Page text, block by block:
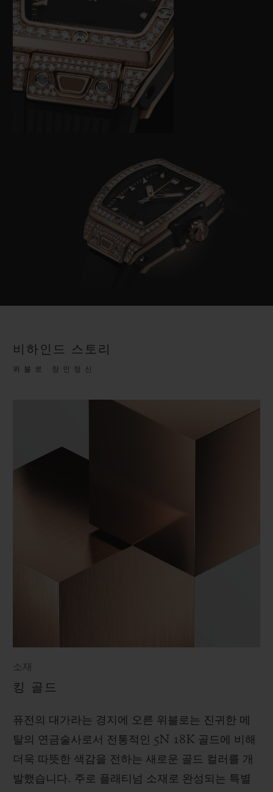
비하인드 스토리
위블로 장인정신
소재
킹 골드
퓨전의 대가라는 경지에 오른 위블로는 진귀한 메
탈의 연금술사로서 전통적인 5N 18K 골드에 비해
더욱 따뜻한 색감을 전하는 새로운 골드 컬러를 개
발했습니다. 주로 플래티넘 소재로 완성되는 특별